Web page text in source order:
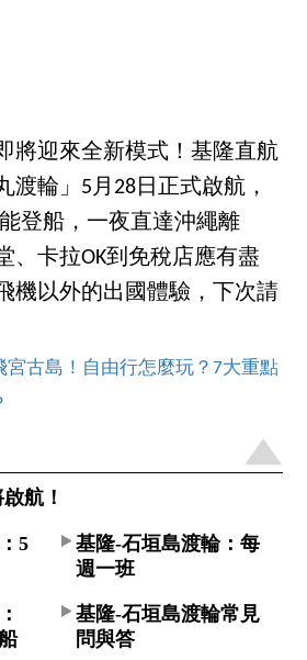
將迎來全新模式！基隆直航
渡輪」5月28日正式啟航，
登船，一夜直達沖繩離
、卡拉OK到免稅店應有盡
機以外的出國體驗，下次請
宮古島！自由行怎麼玩？7大重點
航！
5
基隆-石垣島渡輪：每
週一班
基隆-石垣島渡輪常見
問與答